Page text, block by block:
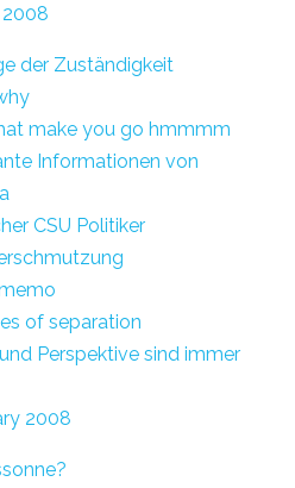
der Zuständigkeit
make you go hmmmm
Informationen von
CSU Politiker
of separation
Perspektive sind immer
2008